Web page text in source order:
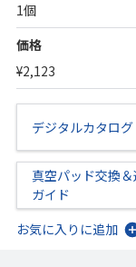
1個
価格
¥2,123
デジタルカタログ
真空パッド交換＆
ガイド
お気に入りに追加